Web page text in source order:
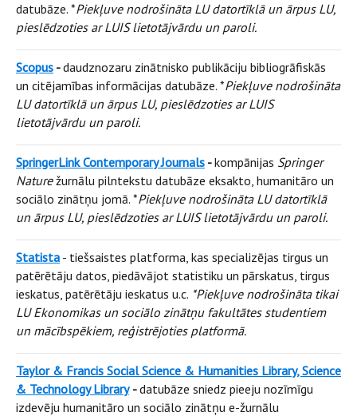
datubāze. *Piekļuve nodrošināta LU datortīklā un ārpus LU,
pieslēdzoties ar LUIS lietotājvārdu un paroli.
Scopus -daudznozaru zinātnisko publikāciju bibliogrāfiskās
un citējamības informācijas datubāze. *Piekļuve nodrošināta
LU datortīklā un ārpus LU, pieslēdzoties ar LUIS
lietotājvārdu un paroli.
SpringerLink Contemporary Journals -kompānijas Springer
Naturežurnālu pilntekstu datubāze eksakto, humanitāro un
sociālo zinātņu jomā. *Piekļuve nodrošināta LU datortīklā
un ārpus LU, pieslēdzoties ar LUIS lietotājvārdu un paroli.
Statista - tiešsaistes platforma, kas specializējas tirgus un
patērētāju datos, piedāvājot statistiku un pārskatus, tirgus
ieskatus, patērētāju ieskatus u.c. *Piekļuve nodrošināta tikai
LU Ekonomikas un sociālo zinātņu fakultātes studentiem
un mācībspēkiem, reģistrējoties platformā.
Taylor & Francis Social Science & Humanities Library, Science
& Technology Library -datubāze sniedz pieeju nozīmīgu
izdevēju humanitāro un sociālo zinātņu e-žurnālu